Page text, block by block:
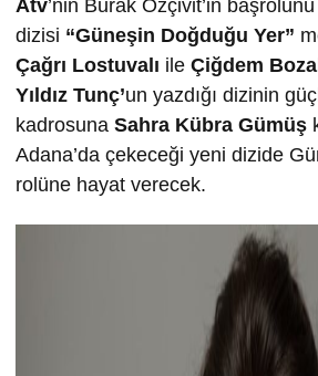
Atv’nin Burak Özçivit’in başrolünü
dizisi “Güneşin Doğduğu Yer”
Çağrı Lostuvalı ile Çiğdem
Yıldız Tunç’un yazdığı dizinin
kadrosuna Sahra Kübra Gümüş
Adana’da çekeceği yeni dizide
rolüne hayat verecek.